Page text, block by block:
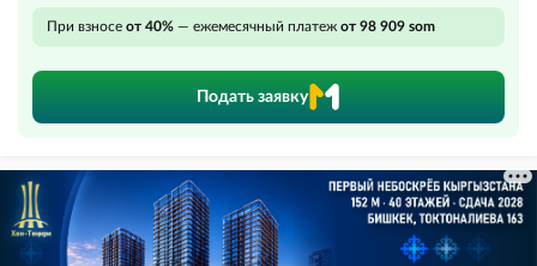
При взносе от 40% — ежемесячный платеж от 98 909 som
Подать заявку